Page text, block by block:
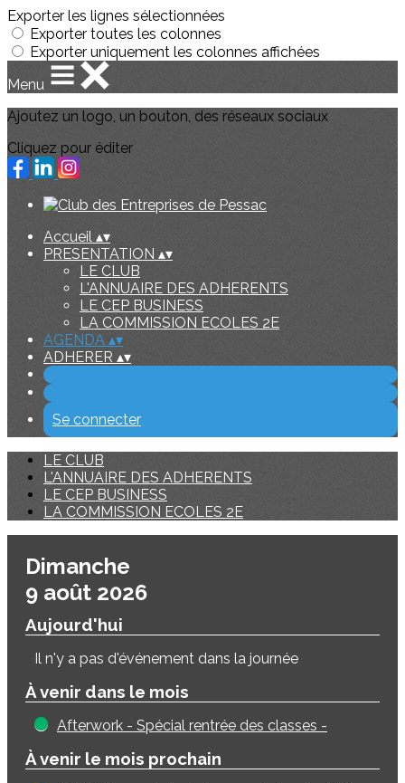
Exporter les lignes sélectionnées
Exporter toutes les colonnes
Exporter uniquement les colonnes affichées
Menu
Ajoutez un logo, un bouton, des réseaux sociaux
Cliquez pour éditer
Accueil ▴▾
PRESENTATION ▴▾
LE CLUB
L'ANNUAIRE DES ADHERENTS
LE CEP BUSINESS
LA COMMISSION ECOLES 2E
AGENDA ▴▾
ADHERER ▴▾
Se connecter
LE CLUB
L'ANNUAIRE DES ADHERENTS
LE CEP BUSINESS
LA COMMISSION ECOLES 2E
Dimanche
9 août 2026
Aujourd'hui
Il n'y a pas d'événement dans la journée
À venir dans le mois
Afterwork - Spécial rentrée des classes -
À venir le mois prochain